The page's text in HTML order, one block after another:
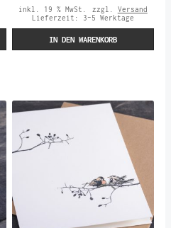
inkl. 19 % MwSt. zzgl. Versand
Lieferzeit:
3-5 Werktage
IN DEN WARENKORB